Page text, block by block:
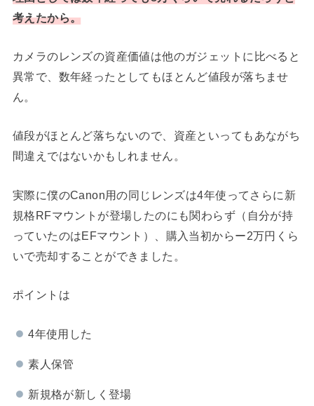
考えたから。
カメラのレンズの資産価値は他のガジェットに比べると
異常で、数年経ったとしてもほとんど値段が落ちませ
ん。
値段がほとんど落ちないので、資産といってもあながち
間違えではないかもしれません。
実際に僕のCanon用の同じレンズは4年使ってさらに新
規格RFマウントが登場したのにも関わらず（自分が持
っていたのはEFマウント）、購入当初からー2万円くら
いで売却することができました。
ポイントは
4年使用した
素人保管
新規格が新しく登場